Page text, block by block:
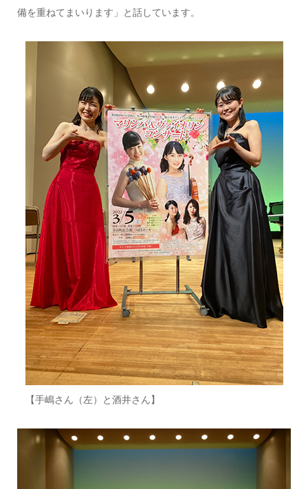
備を重ねてまいります」と話しています。
【手嶋さん（左）と酒井さん】